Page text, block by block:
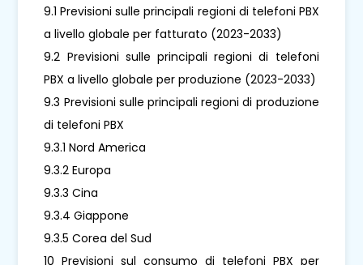
9.1 Previsioni sulle principali regioni di telefoni PBX
a livello globale per fatturato (2023-2033)
9.2 Previsioni sulle principali regioni di telefoni
PBX a livello globale per produzione (2023-2033)
9.3 Previsioni sulle principali regioni di produzione
di telefoni PBX
9.3.1 Nord America
9.3.2 Europa
9.3.3 Cina
9.3.4 Giappone
9.3.5 Corea del Sud
10 Previsioni sul consumo di telefoni PBX per